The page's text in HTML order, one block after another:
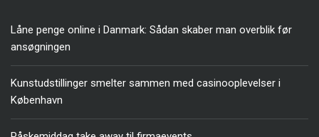
Låne penge online i Danmark: Sådan skaber man overblik før
ansøgningen
Kunstudstillinger smelter sammen med casinooplevelser i
København